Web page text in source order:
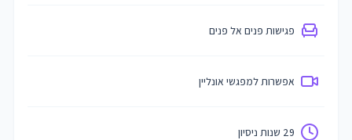
פגישות פנים אל פנים
אפשרות למפגשי אונליין
29 שנות ניסיון